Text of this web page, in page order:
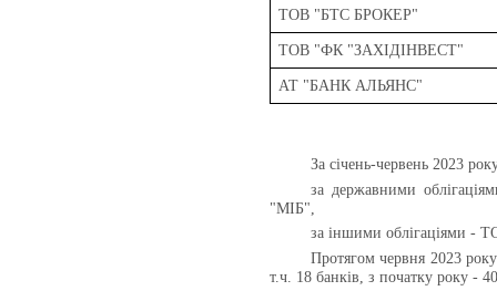
ТОВ "БТС БРОКЕР"
ТОВ "ФК "ЗАХІДІНВЕСТ"
АТ "БАНК АЛЬЯНС"
За січень-червень 2023
за державними
"МІБ",
за іншими
Протягом червня 2023
т.ч. 18 банків, з початку року -